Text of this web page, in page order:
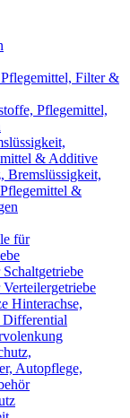
Filter &
Pflegemittel,
& Additive
Bremslüssigkeit,
&
für
Hinterachse,
Differential
Autopflege,